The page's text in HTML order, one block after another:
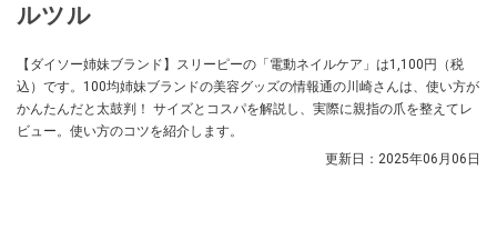
ルツル
【ダイソー姉妹ブランド】スリーピーの「電動ネイルケア」は1,100円（税
込）です。100均姉妹ブランドの美容グッズの情報通の川崎さんは、使い方が
かんたんだと太鼓判！ サイズとコスパを解説し、実際に親指の爪を整えてレ
ビュー。使い方のコツを紹介します。
更新日： 2025年06月06日